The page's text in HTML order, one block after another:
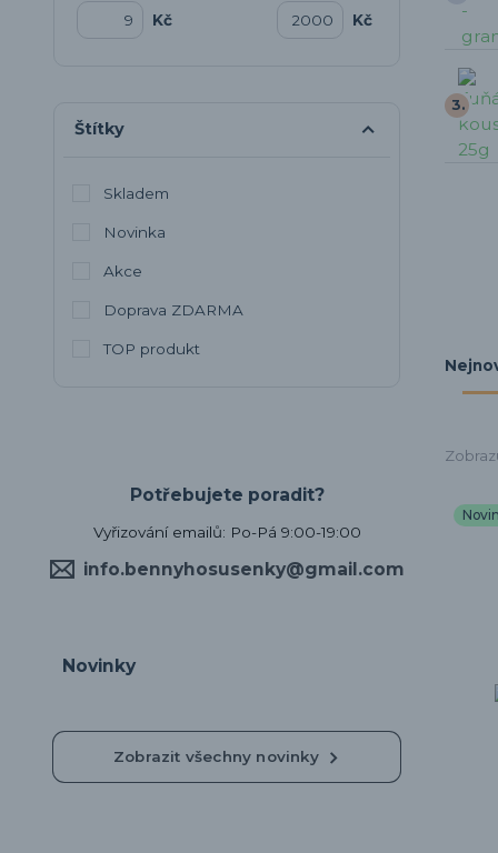
3.
Kč Kč
Štítky
Skladem
Novinka
Akce
Doprava ZDARMA
TOP produkt
Potřebujete poradit?
Vyřizování emailů: Po-Pá 9:00-19:00
info.bennyhosusenky@gmail.com
Novinky
Zobrazit všechny novinky